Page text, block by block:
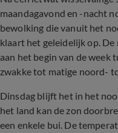
maandagavond en -nacht
bewolking die vanuit het
klaart het geleidelijk op.
aan het begin van de week
zwakke tot matige noord-
Dinsdag blijft het in het
het land kan de zon
een enkele bui. De